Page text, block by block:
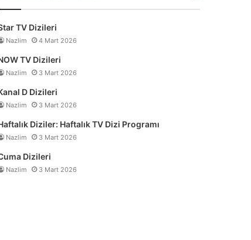
TV Dizileri
Nazlim 4 Mart 2026
TV Dizileri
Nazlim 3 Mart 2026
D Dizileri
Nazlim 3 Mart 2026
Diziler: Haftalık TV Dizi Programı
Nazlim 3 Mart 2026
Dizileri
Nazlim 3 Mart 2026